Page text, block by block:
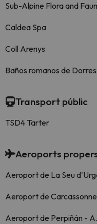
Sub-Alpine Flora and
Caldea Spa
Coll Arenys
Baños romanos de Dorres
Transport públic
TSD4 Tarter
Aeroports
Aeroport de La Seu
Aeroport de
Aeroport de Perpiñán -